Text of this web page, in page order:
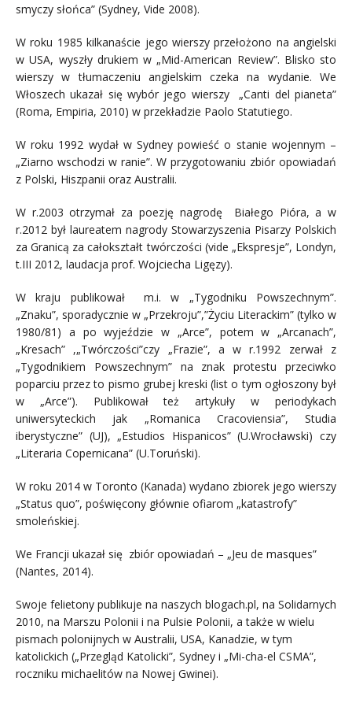
smyczy słońca” (Sydney, Vide 2008).
W roku 1985 kilkanaście jego wierszy przełożono na angielski
w USA, wyszły drukiem w „Mid-American Review”. Blisko sto
wierszy w tłumaczeniu angielskim czeka na wydanie. We
Włoszech ukazał się wybór jego wierszy „Canti del pianeta”
(Roma, Empiria, 2010) w przekładzie Paolo Statutiego.
W roku 1992 wydał w Sydney powieść o stanie wojennym –
„Ziarno wschodzi w ranie”. W przygotowaniu zbiór opowiadań
z Polski, Hiszpanii oraz Australii.
W r.2003 otrzymał za poezję nagrodę Białego Pióra, a w
r.2012 był laureatem nagrody Stowarzyszenia Pisarzy Polskich
za Granicą za całokształt twórczości (vide „Ekspresje”, Londyn,
t.III 2012, laudacja prof. Wojciecha Ligęzy).
W kraju publikował m.i. w „Tygodniku Powszechnym”.
„Znaku”, sporadycznie w „Przekroju”,”Życiu Literackim” (tylko w
1980/81) a po wyjeździe w „Arce”, potem w „Arcanach”,
„Kresach” ,„Twórczości”czy „Frazie”, a w r.1992 zerwał z
„Tygodnikiem Powszechnym” na znak protestu przeciwko
poparciu przez to pismo grubej kreski (list o tym ogłoszony był
w „Arce”). Publikował też artykuły w periodykach
uniwersyteckich jak „Romanica Cracoviensia”, Studia
iberystyczne” (UJ), „Estudios Hispanicos” (U.Wrocławski) czy
„Literaria Copernicana” (U.Toruński).
W roku 2014 w Toronto (Kanada) wydano zbiorek jego wierszy
„Status quo”, poświęcony głównie ofiarom „katastrofy”
smoleńskiej.
We Francji ukazał się zbiór opowiadań – „Jeu de masques”
(Nantes, 2014).
Swoje felietony publikuje na naszych blogach.pl, na Solidarnych
2010, na Marszu Polonii i na Pulsie Polonii, a także w wielu
pismach polonijnych w Australii, USA, Kanadzie, w tym
katolickich („Przegląd Katolicki”, Sydney i „Mi-cha-el CSMA”,
roczniku michaelitów na Nowej Gwinei).